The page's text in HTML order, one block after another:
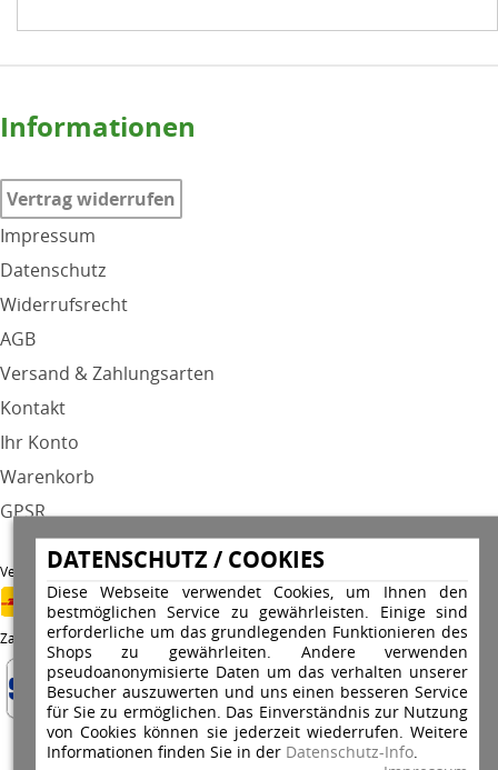
DATENSCHUTZ / COOKIES
Diese Webseite verwendet Cookies, um Ihnen den
bestmöglichen Service zu gewährleisten. Einige sind
erforderliche um das grundlegenden Funktionieren des
Shops zu gewährleiten. Andere verwenden
pseudoanonymisierte Daten um das verhalten unserer
Besucher auszuwerten und uns einen besseren Service
für Sie zu ermöglichen. Das Einverständnis zur Nutzung
von Cookies können sie jederzeit wiederrufen. Weitere
Informationen finden Sie in der Datenschutz-Info.
Informationen
Vertrag widerrufen
Impressum
Datenschutz
Widerrufsrecht
AGB
Versand & Zahlungsarten
Kontakt
Ihr Konto
Warenkorb
GPSR
Versandunternehmen
Zahlungsarten